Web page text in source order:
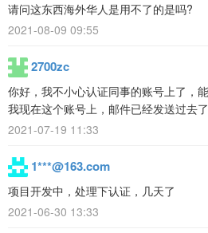
请问这东西海外华人是用不了的是吗?
2021-08-09 09:55
2700zc
你好，我不小心认证同事的账号上了，
我现在这个账号上，邮件已经发送过去
2021-07-19 11:33
1***@163.com
项目开发中，处理下认证，几天了
2021-06-30 13:33